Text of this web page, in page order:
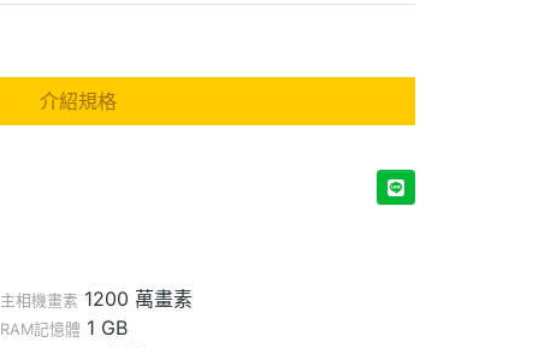
介紹規格
主相機畫素 1200 萬畫素
RAM記憶體 1 GB